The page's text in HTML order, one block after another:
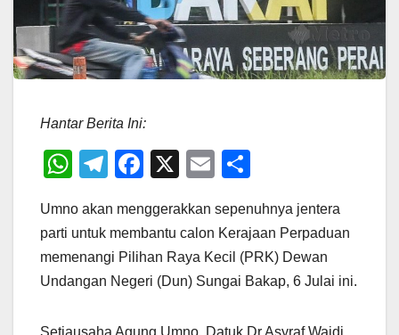
Hantar Berita Ini:
W
at
s
A
T
e
gr
a
F
c
e
b
X
E
ail ar
e
Umno akan menggerakkan sepenuhnya jentera
parti untuk membantu calon Kerajaan Perpaduan
memenangi Pilihan Raya Kecil (PRK) Dewan
Undangan Negeri (Dun) Sungai Bakap, 6 Julai ini.
Setiausaha Agung Umno, Datuk Dr Asyraf Wajdi